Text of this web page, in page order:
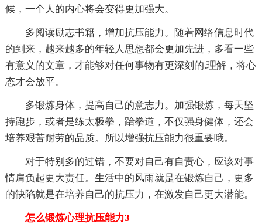
候，一个人的内心将会变得更加强大。
多阅读励志书籍，增加抗压能力。随着网络信息时代
的到来，越来越多的年轻人思想都会更加先进，多看一些
有意义的文章，才能够对任何事物有更深刻的.理解，将心
态才会放平。
多锻炼身体，提高自己的意志力。加强锻炼，每天坚
持跑步，或者是练太极拳，跆拳道，不仅强身健体，还会
培养艰苦耐劳的品质。所以增强抗压能力很重要哦。
对于特别多的过错，不要对自己有自责心，应该对事
情肩负起更大责任。生活中的风雨就是在锻炼自己，更多
的缺陷就是在培养自己的抗压力，在激发自己更大潜能。
怎么锻炼心理抗压能力3